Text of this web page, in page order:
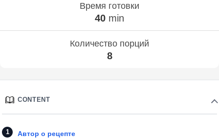
Время готовки
40 min
Количество порций
8
CONTENT
Автор о рецепте